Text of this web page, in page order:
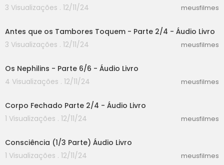
o ,Paulo,09,10, Eleições,Politica, Debate,Marina,D
ilma, Panico na Band 08 06 2014,Copa, Mundo,Br
6 7 8 9 0 10 11 12 13 14 15 16 17 18 19 20 21 22 23 24 25
26 27 28 29 30 31 2015 2015 2015 2015 1 2 3 4 5 6 7
27 28 29 30 31 2015 2015 2015 2015 1 2 3 4 5 6 7 8 9
0 10 11 12 13 14 15 16 17 18 19 20 21 22 23 24 25 26 27 2
8 29 30 31 2015 2015 2015 2015 <br />FILME COMPLE
lado em portugues FILME COMPLETO DUBLADO E
M PORTUGUES filme completo dublado em port
ugues FILME COMPLETO DUBLADO EM PORTUGUES
MPLETO DUBLADO EM PORTUGUES filme complet
o dublado em portugues FILME COMPLETO DUBL
3 Visualizações . 12/11/24
meusfilmes
Antes que os Tambores Toquem - Parte 2/4 - Áudio Livro
3 Visualizações . 12/11/24
meusfilmes
Os Nephilins - Parte 6/6 - Áudio Livro
4 Visualizações . 12/11/24
meusfilmes
Corpo Fechado Parte 2/4 - Áudio Livro
1 Visualizações . 12/11/24
meusfilmes
Consciência (1/3 Parte) Áudio Livro
1 Visualizações . 12/11/24
meusfilmes